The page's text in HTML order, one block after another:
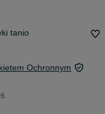
tanio
Ochronnym